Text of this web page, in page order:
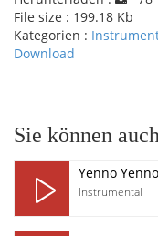
File size : 199.18 Kb
Kategorien :
Download
Sie können
Yenno
Instrumental